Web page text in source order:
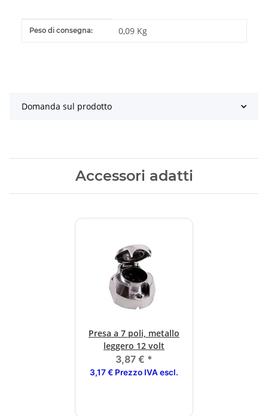
#productDetails.itemInformation#
#productDetails.itemValue#
Peso di consegna: 0,09 Kg
Domanda sul prodotto
Accessori adatti
Presa a 7 poli, metallo
leggero 12 volt
3,87 € *
3,17 € Prezzo IVA escl.